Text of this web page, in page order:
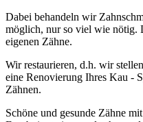
Dabei behandeln wir
möglich, nur so viel wie nötig.
eigenen Zähne.
Wir restaurieren, d.h. wir
eine Renovierung Ihres Kau -
Zähnen.
Schöne und gesunde Zähne